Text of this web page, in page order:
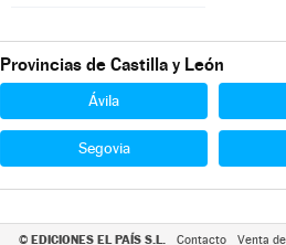
Provincias de Castilla y León
Ávila
Segovia
© EDICIONES EL PAÍS S.L. Contacto Venta